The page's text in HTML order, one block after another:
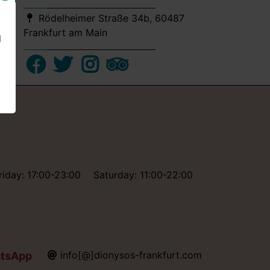
Rödelheimer Straße 34b, 60487
Frankfurt am Main
facebook
twitter
instagram
trip advisor
17:00-23:00
Saturday: 11:00-22:00
info[@]dionysos-frankfurt.com